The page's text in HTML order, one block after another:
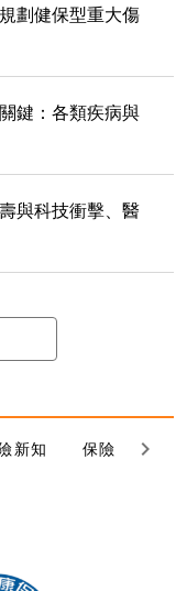
劃健保型重大傷
鍵：各類疾病與
與科技衝擊、醫
新知 保險規劃